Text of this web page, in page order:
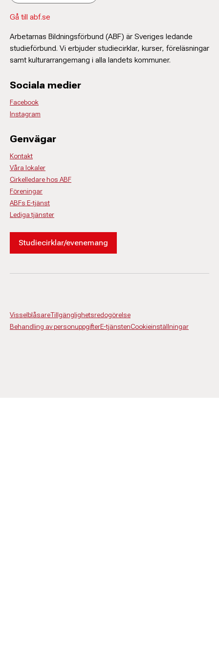
Gå till abf.se
Arbetarnas Bildningsförbund (ABF) är Sveriges ledande
studieförbund. Vi erbjuder studiecirklar, kurser, föreläsningar
samt kulturarrangemang i alla landets kommuner.
Sociala medier
Facebook
Instagram
Genvägar
Kontakt
Våra lokaler
Cirkelledare hos ABF
Föreningar
ABFs E-tjänst
Lediga tjänster
Studiecirklar/evenemang
VisselblåsareTillgänglighetsredogörelse
Behandling av personuppgifterE-tjänstenCookieinställningar